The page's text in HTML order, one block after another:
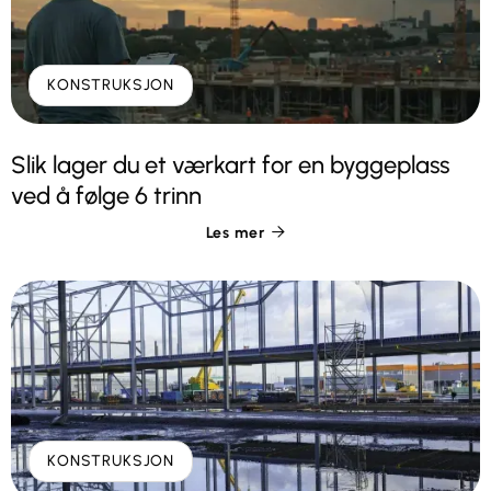
KONSTRUKSJON
Slik lager du et værkart for en byggeplass
ved å følge 6 trinn
Les mer 
KONSTRUKSJON